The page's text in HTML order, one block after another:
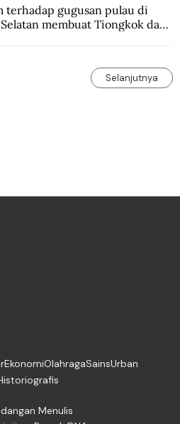
terhadap gugusan pulau di
membuat Tiongkok dan
Selanjutnya
EkonomiOlahragaSainsUrban
Menulis